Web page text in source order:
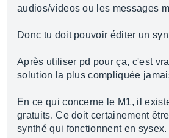
audios/videos ou les messages
Donc tu doit pouvoir éditer un
Après utiliser pd pour ça, c'est
solution la plus compliquée
En ce qui concerne le M1, il
gratuits. Ce doit certainement
synthé qui fonctionnent en sysex.